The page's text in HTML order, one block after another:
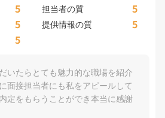
5 担当者の質 5
5 提供情報の質 5
5
いたらとても魅力的な職場を紹介
面接担当者にも私をアピールして
定をもらうことができ本当に感謝